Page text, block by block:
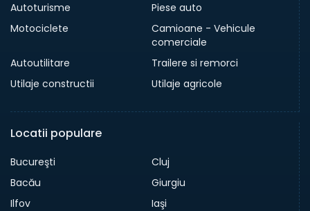
Autoturisme
Piese auto
Motociclete
Camioane - Vehicule
comerciale
Autoutilitare
Trailere si remorci
Utilaje constructii
Utilaje agricole
Locatii populare
Bucureşti
Cluj
Bacău
Giurgiu
Ilfov
Iaşi